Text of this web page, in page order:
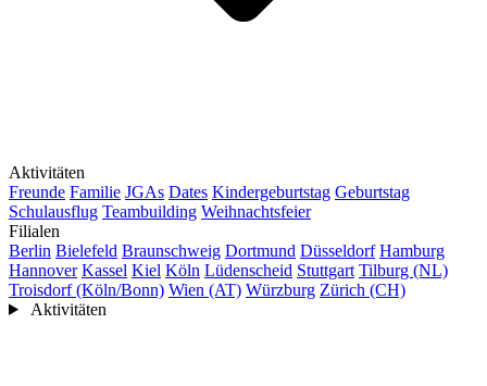
Aktivitäten
Freunde Familie JGAs Dates Kindergeburtstag Geburtstag
Schulausflug Teambuilding Weihnachtsfeier
Filialen
Berlin Bielefeld Braunschweig Dortmund Düsseldorf Hamburg
Hannover Kassel Kiel Köln Lüdenscheid Stuttgart Tilburg (NL)
Troisdorf (Köln/Bonn) Wien (AT) Würzburg Zürich (CH)
Aktivitäten